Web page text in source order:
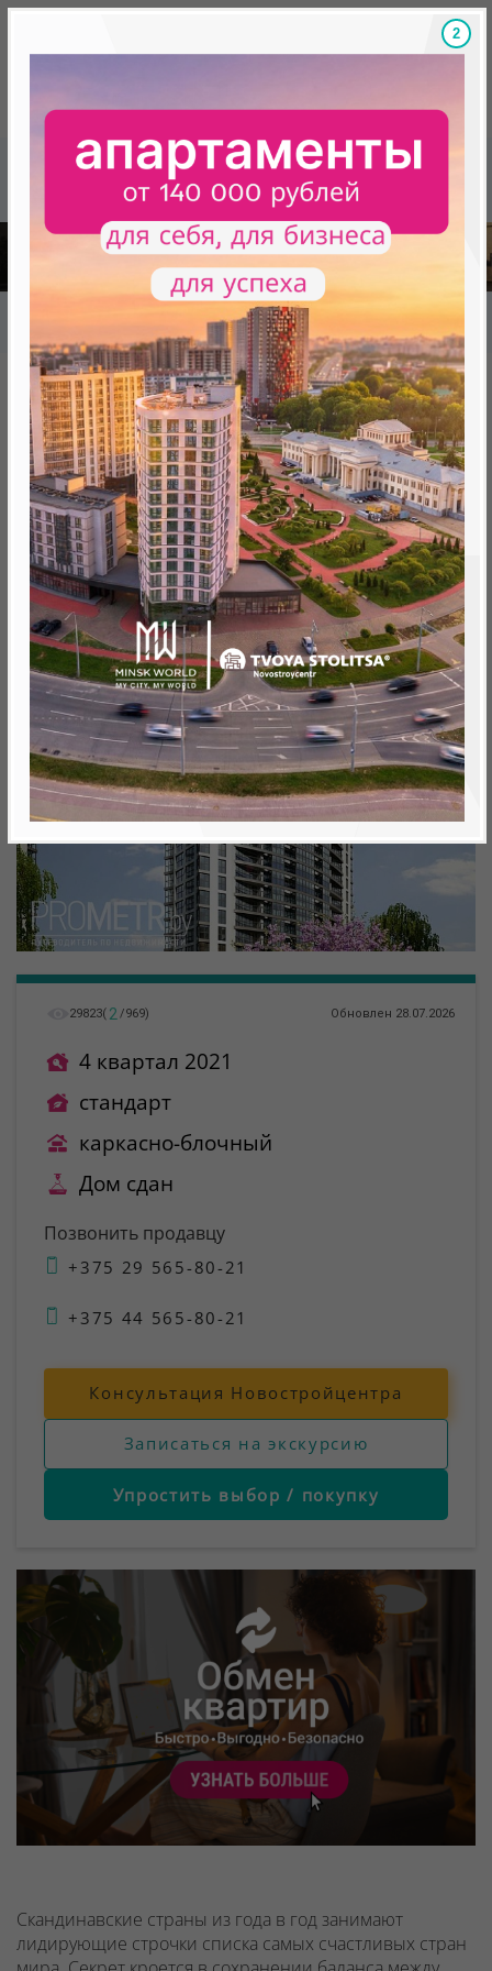
Скидки на новостройки, бонусы Готовые
База новостроек Минска «Минск Мир»
29.2 «Стокгольм», квартал "Северная Европа"
29.2 «Стокгольм», квартал
"Северная Европа"
нет в продаже
Минск, Октябрьский, Ул. Белградская
метро «Ковальская Слобода», 566 м
29823( 2 /969) Обновлен 28.07.2026
4 квартал 2021
стандарт
каркасно-блочный
Дом сдан
Позвонить продавцу
+375 29 565-80-21
+375 44 565-80-21
Консультация Новостройцентра
Записаться на экскурсию
Упростить выбор / покупку
Скандинавские страны из года в год занимают
лидирующие строчки списка самых счастливых стран
1